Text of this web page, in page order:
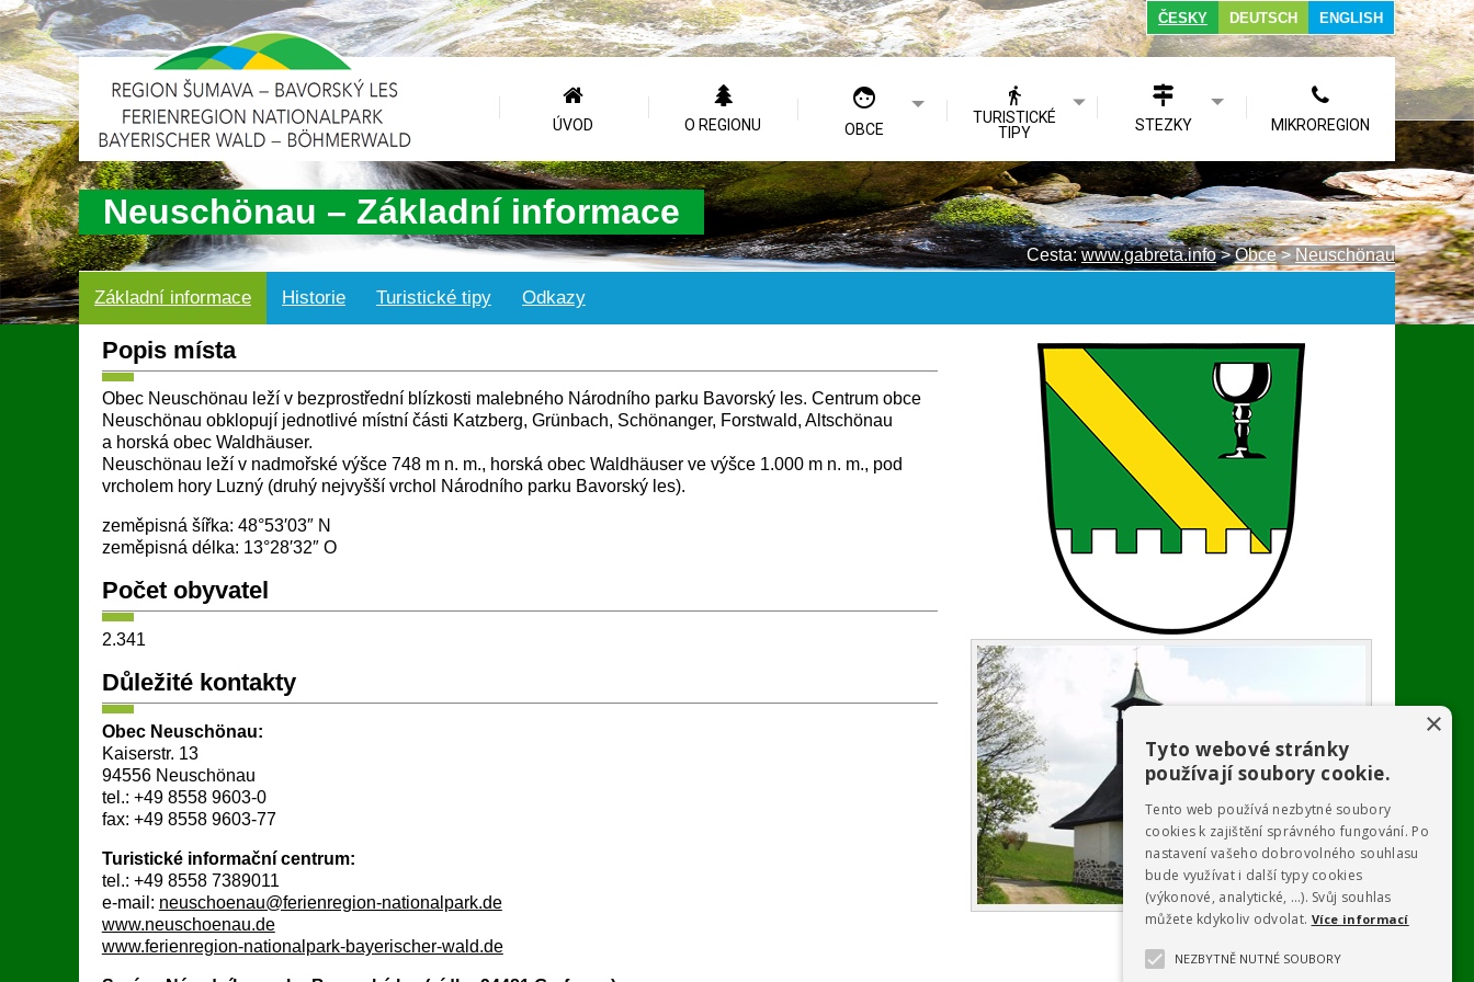
ÚVOD O REGIONU OBCE
TURISTICKÉ
TIPY
STEZKY MIKROREGION
ČESKY DEUTSCH ENGLISH
Neuschönau – Základní informace
Cesta:www.gabreta.info>Obce>Neuschönau
Základní informace Historie Turistické tipy Odkazy
Popis místa
Obec Neuschönau leží v bezprostřední blízkosti malebného Národního parku Bavorský les. Centrum obce
Neuschönau obklopují jednotlivé místní části Katzberg, Grünbach, Schönanger, Forstwald, Altschönau
a horská obec Waldhäuser.
Neuschönau leží v nadmořské výšce 748 m n. m., horská obec Waldhäuser ve výšce 1.000 m n. m., pod
vrcholem hory Luzný (druhý nejvyšší vrchol Národního parku Bavorský les).
zeměpisná šířka: 48°53′03″ N
zeměpisná délka: 13°28′32″ O
Počet obyvatel
2.341
Důležité kontakty
Obec Neuschönau:
Kaiserstr. 13
94556 Neuschönau
tel.: +49 8558 9603-0
fax: +49 8558 9603-77
Turistické informační centrum:
tel.: +49 8558 7389011
e-mail: neuschoenau@ferienregion-nationalpark.de
www.neuschoenau.de
www.ferienregion-nationalpark-bayerischer-wald.de
×
Tyto webové stránky
používají soubory cookie.
Tento web používá nezbytné soubory
cookies k zajištění správného fungování. Po
nastavení vašeho dobrovolného souhlasu
bude využívat i další typy cookies
(výkonové, analytické, …). Svůj souhlas
můžete kdykoliv odvolat. Více informací
NEZBYTNĚ NUTNÉ SOUBORY